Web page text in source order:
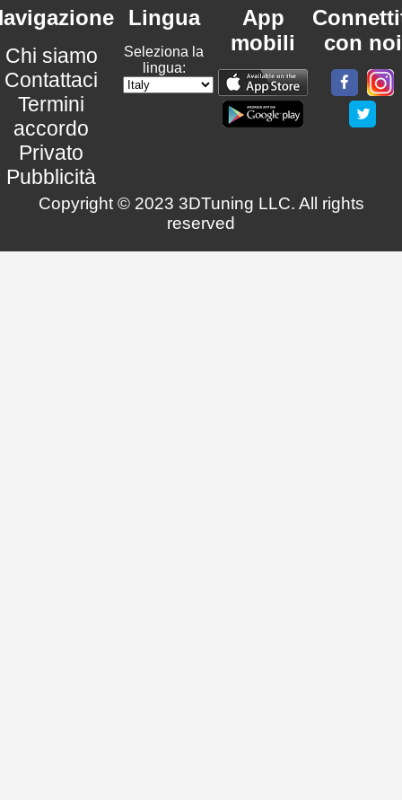
Chi siamo
Contattaci
Termini
accordo
Privato
Pubblicità
Lingua
Seleziona la
lingua:
App
mobili
con noi
Copyright © 2023 3DTuning LLC. All rights
reserved